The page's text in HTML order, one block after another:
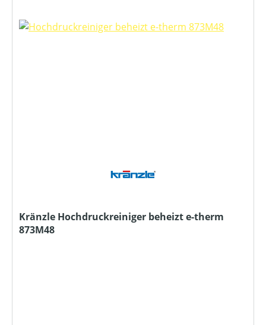
Kränzle Hochdruckreiniger beheizt e-therm
873M48